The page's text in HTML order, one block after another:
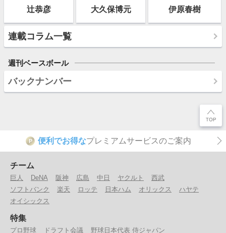
辻恭彦 大久保博元 伊原春樹
連載コラム一覧
週刊ベースボール
バックナンバー
P 便利でお得なプレミアムサービスのご案内
チーム
巨人 DeNA 阪神 広島 中日 ヤクルト
西武
ソフトバンク
楽天 ロッテ 日本ハム オリックス
ハヤテ
オイシックス
特集
プロ野球 ドラフト会議 野球日本代表 侍ジャパン